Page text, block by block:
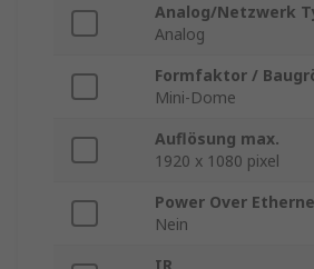
Analog/Netzwerk
Analog
Formfaktor /
Mini-Dome
Auflösung max.
1920 x 1080 pixel
Power Over
Nein